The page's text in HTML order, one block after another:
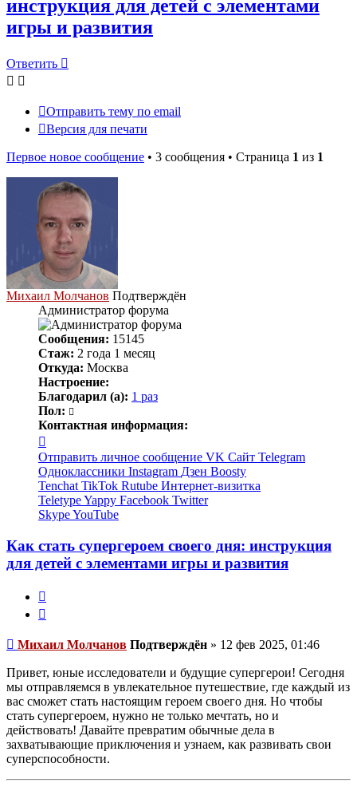
инструкция для детей с элементами
игры и развития
Ответить
Отправить тему по email
Версия для печати
Первое новое сообщение • 3 сообщения • Страница 1 из 1
Михаил Молчанов Подтверждён
Администратор форума
Сообщения: 15145
Стаж: 2 года 1 месяц
Откуда: Москва
Настроение:
Благодарил (а): 1 раз
Пол:
Контактная информация:
информация
пользователя
Михаил
Молчанов
Отправить личное сообщение VK Сайт Telegram
Одноклассники Instagram Дзен Boosty
Tenchat TikTok Rutube Интернет-визитка
TeletypeYappy Facebook Twitter
SkypeYouTube
Как стать супергероем своего дня: инструкция
для детей с элементами игры и развития
Непрочитанное
Михаил Молчанов Подтверждён » 12 фев 2025, 01:46
Привет, юные исследователи и будущие супергерои! Сегодня
мы отправляемся в увлекательное путешествие, где каждый из
вас сможет стать настоящим героем своего дня. Но чтобы
стать супергероем, нужно не только мечтать, но и
действовать! Давайте превратим обычные дела в
захватывающие приключения и узнаем, как развивать свои
суперспособности.